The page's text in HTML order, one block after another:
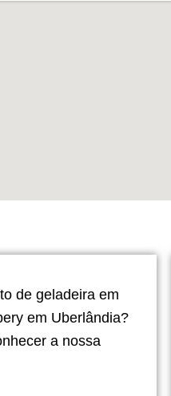
de geladeira em
em Uberlândia?
a nossa